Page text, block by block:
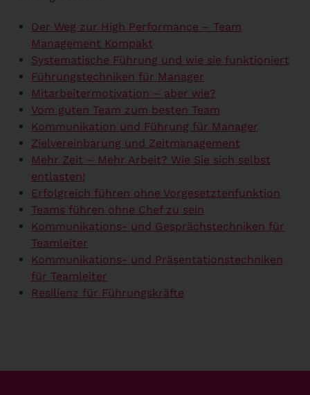
Der Weg zur High Performance – Team
Management Kompakt
Systematische Führung und wie sie funktioniert
Führungstechniken für Manager
Mitarbeitermotivation – aber wie?
Vom guten Team zum besten Team
Kommunikation und Führung für Manager
Zielvereinbarung und Zeitmanagement
Mehr Zeit – Mehr Arbeit? Wie Sie sich selbst
entlasten!
Erfolgreich führen ohne Vorgesetztenfunktion
Teams führen ohne Chef zu sein
Kommunikations- und Gesprächstechniken für
Teamleiter
Kommunikations- und Präsentationstechniken
für Teamleiter
Resilienz für Führungskräfte